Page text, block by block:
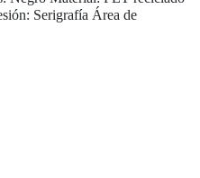
Serigrafía Área de